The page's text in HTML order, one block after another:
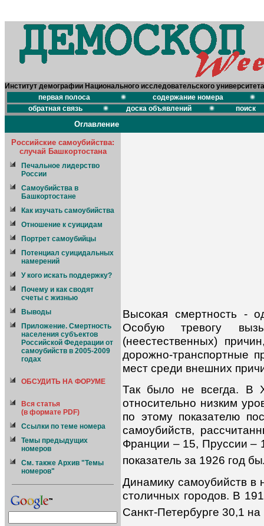
Институт демографии Национального исследовательского
первая полоса
содержание номера
обратная связь
доска объявлений поиск
Оглавление
Российские самоубийства:
случай Башкортостана
Печальное лидерство
России
Самоубийства в
Башкортостане
Как изучать самоубийства
Отношение к суицидам
Портрет самоубийцы
Потенциал суицидальных
намерений
У кого искать поддержку?
Почему и как сводят
счеты с жизнью
Выводы
Приложение. Смертность
населения субъектов
Российской Федерации от
самоубийств в 2005-2009
годах
ОБСУДИТЬ НА ФОРУМЕ
Вся статья
(в формате PDF)
Ссылки по теме номера
Темы предыдущих
номеров
См. также Архив "Темы
номеров"
Высокая смертность -
Особую тревогу
(неестественных)
дорожно-транспортные
мест среди внешних
Так было не всегда. В
относительно низким
по этому показателю
самоубийств,
Франции – 15, Пруссии –
показатель за 1926 год
Динамику самоубийств в
столичных городов. В
Санкт-Петербурге 30,1